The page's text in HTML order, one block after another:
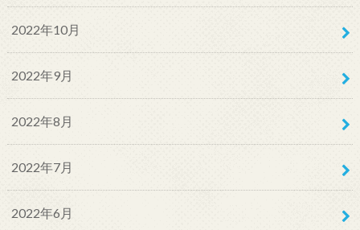
2022年10月
2022年9月
2022年8月
2022年7月
2022年6月